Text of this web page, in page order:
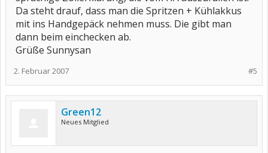
Da steht drauf, dass man die Spritzen + Kühlakkus
mit ins Handgepäck nehmen muss. Die gibt man
dann beim einchecken ab.
Grüße Sunnysan
#5
2. Februar 2007
Green12
Neues Mitglied